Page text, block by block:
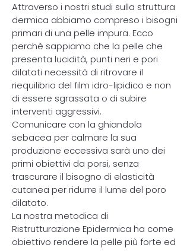
Attraverso i nostri studi sulla struttura
dermica abbiamo compreso i bisogni
primari di una pelle impura. Ecco
perchè sappiamo che la pelle che
presenta lucidità, punti neri e pori
dilatati necessità di ritrovare il
riequilibrio del film idro-lipidico e non
di essere sgrassata o di subire
interventi aggressivi.
Comunicare con la ghiandola
sebacea per calmare la sua
produzione eccessiva sarà uno dei
primi obiettivi da porsi, senza
trascurare il bisogno di elasticità
cutanea per ridurre il lume del poro
dilatato.
La nostra metodica di
Ristrutturazione Epidermica ha come
obiettivo rendere la pelle più forte ed